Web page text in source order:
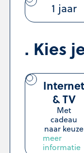
1 jaar
Kies
Internet
& TV
Met
cadeau
naar keuze
meer
informatie